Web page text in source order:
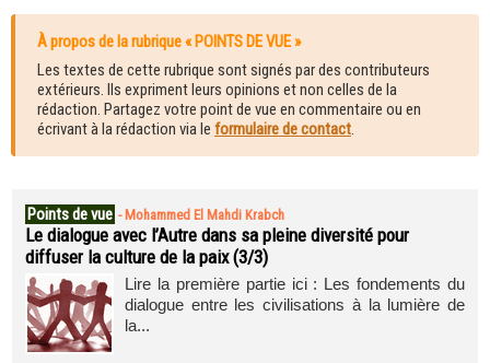
À propos de la rubrique « POINTS DE VUE »
Les textes de cette rubrique sont signés par des contributeurs
extérieurs. Ils expriment leurs opinions et non celles de la
rédaction. Partagez votre point de vue en commentaire ou en
écrivant à la rédaction via le formulaire de contact.
Points de vue - Mohammed El Mahdi Krabch
Le dialogue avec l’Autre dans sa pleine diversité pour
diffuser la culture de la paix (3/3)
Lire la première partie ici : Les fondements du
dialogue entre les civilisations à la lumière de
la...